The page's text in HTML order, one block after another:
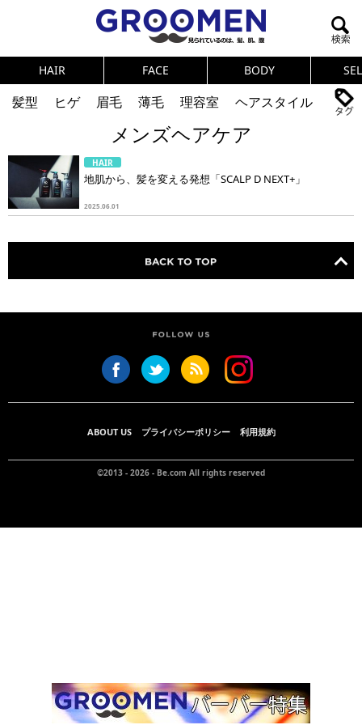
HAIR FACE BODY
髪型 ヒゲ 眉毛 薄毛 理容室
ヘアスタイル
体臭 ニオイ
連載
メンズコスメ
NEWS PICK UP 筋肉
女の本音
テストステロン
健康
スキンケア 食事
調査結果
トレーニング
好印象な男
頭皮ケア
ダイエット
理容室
メンズヘアケア
HAIR
地肌から、髪を変える発想「SCALP D NEXT+」
2025.06.01
ABOUT US プライバシーポリシー 利用規約
©2013 - 2026 - Be.com All rights reserved